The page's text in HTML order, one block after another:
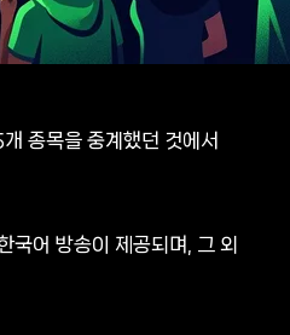
종목을 중계했던 것에서
국어 방송이 제공되며, 그 외